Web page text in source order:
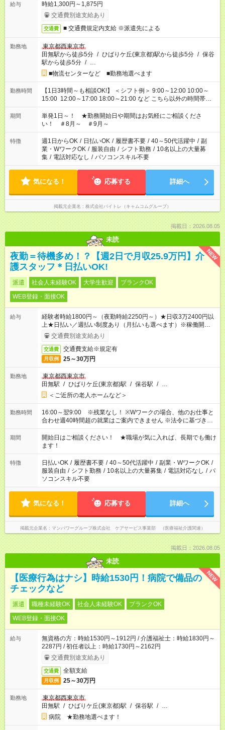
給与
時給1,300円～1,875円
交通費別途支給あり
交通費 ■ 交通費規定内支給 ※派遣先による
勤務地
東京都西東京市
田無駅から徒歩5分 / ひばりケ丘(東京都)駅から徒歩5分 / 保谷
駅から徒歩5分 / …
■物流センターなど ■勤務地選べます
勤務時間
【1日3時間～も相談OK!】 ＜シフト例＞ 9:00～12:00 10:00～
15:00 12:00～17:00 18:00～21:00 など こちら以外の時間帯も
お気軽にご相談ください！
期間
単発1日～！ ★勤務開始日や期間はお気軽にご相談くださ
い！ ＃8月～ ＃9月～
特徴 週1日からOK / 日払いOK / 履歴書不要 / 40～50代活躍中 / 副
業・WワークOK / 服装自由 / シフト勤務 / 10名以上の大量募
集 / 電話対応なし / パソコンスキル不要
気になる！ 応募する 詳細へ
掲載元企業名 株式会社バイトレ（キャムコムグループ）
掲載日：2026.08.05
未読
NEW
夜勤＝待機多め！？【週2日で月収25.9万円】介
護スタッフ＊日払いOK!
派遣 社会人未経験OK 大学生歓迎
ブランクOK
WEB登録・面接OK
給与
経験者時給1800円～（夜勤時給2250円～）★日収3万2400円以
上★日払い／週払い制度あり（月払いも選べます）※稼働開始時
は手続き完了次第のお支払いとなります。
交通費別途支給あり
交通費 交通費支給※規定有
月収例 25～30万円
勤務地
東京都西東京市
田無駅 / ひばりケ丘(東京都)駅 / 保谷駅 / …
＜ご近所の老人ホームなど＞
勤務時間
16:00～翌9:00 ※残業なし！ ※Wワークの場合、他のお仕事と
合わせ週40時間超の就業はご案内できません ※法令に基づき、
週20時間以上勤務は社会保険への加入対象となります ※労働者
派遣法（日雇い派遣の原則禁止）により、短時間・短期間の就
業はご案内が難しい場合があります
期間
開始日はご相談ください！ ★職場が気に入れば、長期でも働け
ます！
特徴 日払いOK / 履歴書不要 / 40～50代活躍中 / 副業・WワークOK /
服装自由 / シフト勤務 / 10名以上の大量募集 / 電話対応なし / パ
ソコンスキル不要
気になる！ 応募する 詳細へ
掲載元企業名 マンパワーグループ株式会社 ケアサービス事業部 （医療福祉介護関連）
掲載日：2026.08.05
未読
NEW
【医療行為はナシ】時給1530円！病院で備品の
チェックなど
派遣 職種未経験OK 社会人未経験OK
ブランクOK
WEB登録・面接OK
給与
無資格の方：時給1530円～1912円 / 介護福祉士：時給1830円～
2287円 / 初任者以上：時給1730円～2162円
交通費別途支給あり
交通費 全額支給
月収例 25～30万円
勤務地
東京都西東京市
田無駅 / ひばりケ丘(東京都)駅 / 保谷駅 / …
病院 ★勤務地選べます！